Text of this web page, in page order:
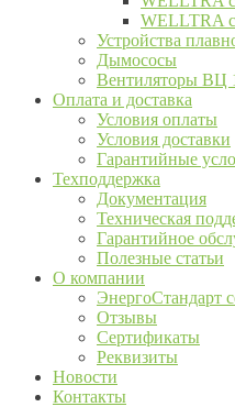
WELLTRA
Устройства
Дымососы
Вентиляторы ВЦ
Оплата и доставка
Условия оплаты
Условия доставки
Гарантийные
Техподдержка
Документация
Техническая
Гарантийное
Полезные статьи
О компании
ЭнергоСтандарт
Отзывы
Сертификаты
Реквизиты
Новости
Контакты